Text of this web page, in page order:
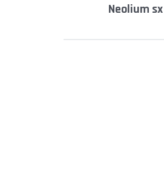
neolium sx